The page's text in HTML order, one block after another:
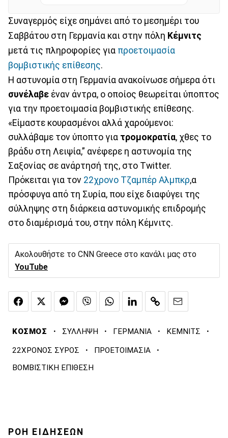
Συναγερμός είχε σημάνει από το μεσημέρι του
Σαββάτου στη Γερμανία και στην πόλη Κέμνιτς
μετά τις πληροφορίες για προετοιμασία
βομβιστικής επίθεσης.
Η αστυνομία στη Γερμανία ανακοίνωσε σήμερα ότι
συνέλαβε έναν άντρα, ο οποίος θεωρείται ύποπτος
για την προετοιμασία βομβιστικής επίθεσης.
«Είμαστε κουρασμένοι αλλά χαρούμενοι:
συλλάβαμε τον ύποπτο για τρομοκρατία, χθες το
βράδυ στη Λειψία,” ανέφερε η αστυνομία της
Σαξονίας σε ανάρτησή της, στο Twitter.
Πρόκειται για τον 22χρονο Τζαμπέρ Αλμπκρ,α
πρόσφυγα από τη Συρία, που είχε διαφύγει της
σύλληψης στη διάρκεια αστυνομικής επιδρομής
στο διαμέρισμά του, στην πόλη Κέμνιτς.
Ακολουθήστε το CNN Greece στο κανάλι μας στο
YouTube
ΚΟΣΜΟΣ · ΣΥΛΛΗΨΗ · ΓΕΡΜΑΝΙΑ · ΚΕΜΝΙΤΣ ·
22ΧΡΟΝΟΣ ΣΥΡΟΣ · ΠΡΟΕΤΟΙΜΑΣΙΑ ·
ΒΟΜΒΙΣΤΙΚΗ ΕΠΙΘΕΣΗ
ΡΟΗ ΕΙΔΗΣΕΩΝ